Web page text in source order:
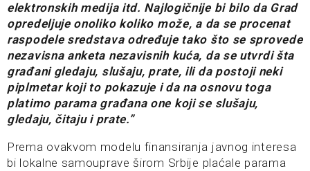
elektronskih medija itd. Najlogičnije bi bilo da Grad
opredeljuje onoliko koliko može, a da se procenat
raspodele sredstava određuje tako što se sprovede
nezavisna anketa nezavisnih kuća, da se utvrdi šta
građani gledaju, slušaju, prate, ili da postoji neki
piplmetar koji to pokazuje i da na osnovu toga
platimo parama građana one koji se slušaju,
gledaju, čitaju i prate.”
Prema ovakvom modelu finansiranja javnog interesa
bi lokalne samouprave širom Srbije plaćale parama